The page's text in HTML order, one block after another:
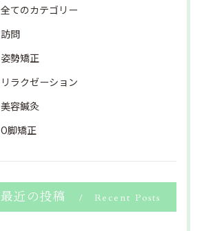
全てのカテゴリー
訪問
姿勢矯正
リラクゼーション
美容鍼灸
O脚矯正
最近の投稿 Recent Posts